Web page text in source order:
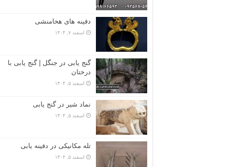
دفینه های هخامنشی
اسفند ۷, ۱۴۰۴
گنج یابی در جنگل | گنج یابی با
درختان
اسفند ۵, ۱۴۰۴
نماد شیر در گنج یابی
اسفند ۵, ۱۴۰۴
تله مکانیکی در دفینه یابی
اسفند ۵, ۱۴۰۴